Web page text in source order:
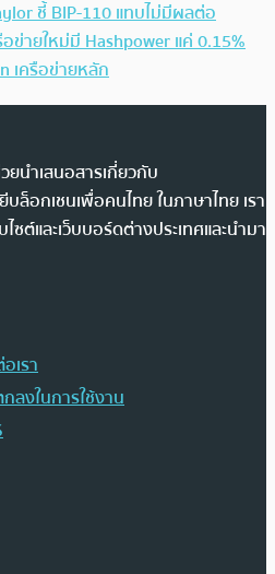
ชี้ BIP-110 แทบไม่มีผลต่อ
ข่ายใหม่มี Hashpower แค่ 0.15%
เครือข่ายหลัก
นำเสนอสารเกี่ยวกับ
ล็อกเชนเพื่อคนไทย ในภาษาไทย เรา
ต์และเว็บบอร์ดต่างประเทศและนำมา
เรา
ลงในการใช้งาน